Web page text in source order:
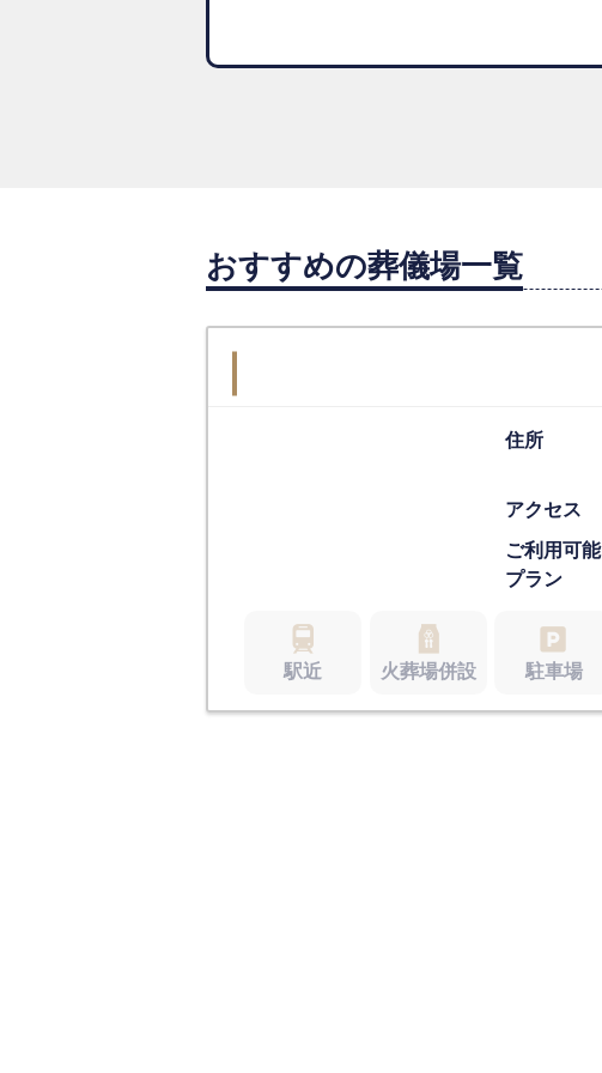
おすすめの葬儀場一覧
住所
アクセス
ご利用可能
プラン
駅近 火葬場併設 駐車場